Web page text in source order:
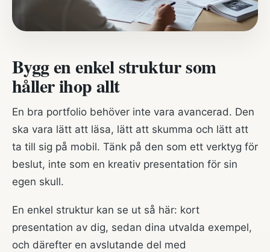
Bygg en enkel struktur som
håller ihop allt
En bra portfolio behöver inte vara avancerad. Den
ska vara lätt att läsa, lätt att skumma och lätt att
ta till sig på mobil. Tänk på den som ett verktyg för
beslut, inte som en kreativ presentation för sin
egen skull.
En enkel struktur kan se ut så här: kort
presentation av dig, sedan dina utvalda exempel,
och därefter en avslutande del med